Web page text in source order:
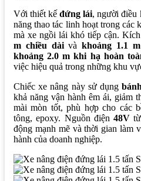
Với thiết kếđứng lái, người điều
năng thao tác linh hoạt trong các
mà xe ngồi lái khó tiếp cận.
m chiều dàivà khoảng 1.1
khoảng 2.0 m khi hạ hoàn
việc hiệu quả trong những khu
Chiếc xe nâng này sử dụng
khả năng vận hành êm ái, giảm
mài mòn tốt, phù hợp cho các
tông, epoxy. Nguồn điện 48V
động mạnh mẽ và thời gian làm
hành của doanh nghiệp.